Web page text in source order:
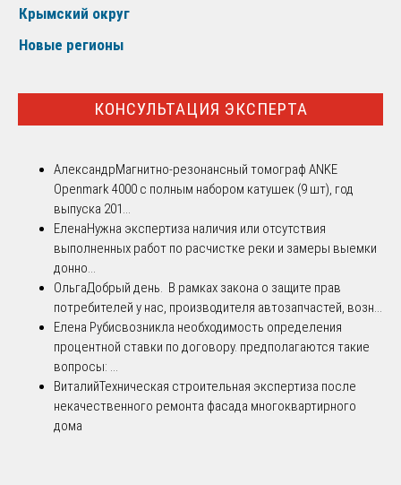
Крымский округ
Новые регионы
КОНСУЛЬТАЦИЯ ЭКСПЕРТА
АлександрМагнитно-резонансный томограф ANKE
Openmark 4000 с полным набором катушек (9 шт), год
выпуска 201...
ЕленаНужна экспертиза наличия или отсутствия
выполненных работ по расчистке реки и замеры выемки
донно...
ОльгаДобрый день. В рамках закона о защите прав
потребителей у нас, производителя автозапчастей, возн...
Елена Рубисвозникла необходимость определения
процентной ставки по договору. предполагаются такие
вопросы: ...
ВиталийТехническая строительная экспертиза после
некачественного ремонта фасада многоквартирного
дома